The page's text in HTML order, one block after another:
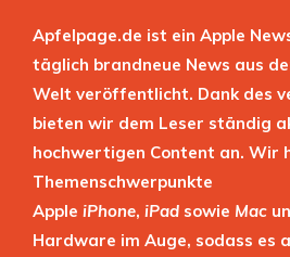
Apfelpage.de ist ein Apple
täglich brandneue News aus
Welt veröffentlicht. Dank des
bieten wir dem Leser ständig
hochwertigen Content an. Wir
Themenschwerpunkte
Apple iPhone, iPad sowie Mac
Hardware im Auge, sodass es